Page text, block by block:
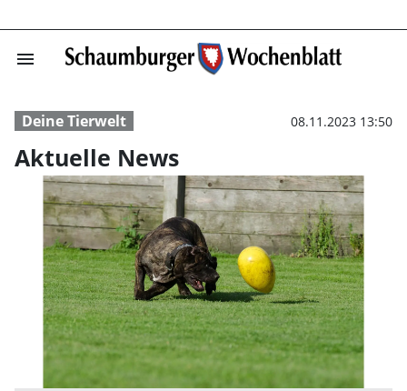
menu Aktuelle News |
Deine Tierwelt 08.11.2023 13:50
Aktuelle News